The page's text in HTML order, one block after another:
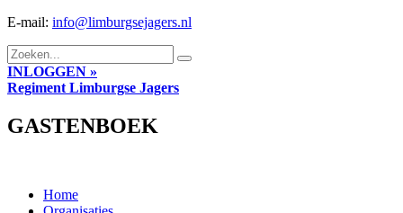
E-mail: info@limburgsejagers.nl
INLOGGEN »
Regiment Limburgse Jagers
GASTENBOEK
Home